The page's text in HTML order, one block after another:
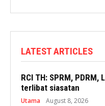
LATEST ARTICLES
RCI TH: SPRM, PDRM,
terlibat siasatan
Utama August 8, 2026